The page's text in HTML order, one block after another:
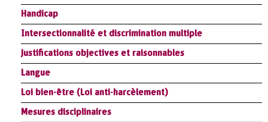
Handicap
Intersectionnalité et discrimination multiple
Justifications objectives et raisonnables
Langue
Loi bien-être (Loi anti-harcèlement)
Mesures disciplinaires